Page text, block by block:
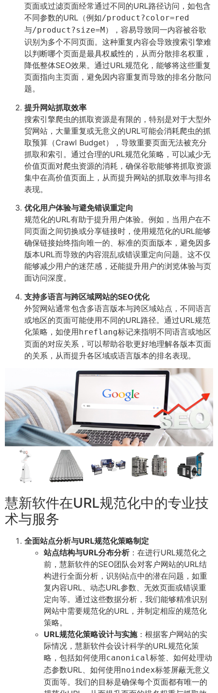
页面或过滤页面经常通过不同的URL路径访问，如包含
不同参数的URL（例如/product?color=red
与/product?size=M ），容易导致同一内容被谷歌
识别为多个不同页面。这种重复内容会导致搜索引擎难
以判断哪个页面是最具权威性的，从而分散排名权重，
降低整体SEO效果。通过URL规范化，能够将这些重复
页面指向主页面，避免因内容重复而导致的排名分散问
题。
提升网站抓取效率
搜索引擎爬虫的抓取资源是有限的，特别是对于大型外
贸网站，大量重复或无意义的URL可能会消耗爬虫的抓
取预算（Crawl Budget），导致重要页面无法被充分
抓取和索引。通过合理的URL规范化策略，可以减少无
价值页面对爬虫资源的消耗，确保谷歌能够将抓取资源
集中在高价值页面上，从而提升网站的抓取效率与排名
表现。
优化用户体验与避免错误重定向
规范化的URL有助于提升用户体验。例如，当用户在不
同页面之间切换或分享链接时，使用规范化的URL能够
确保链接始终指向唯一的、标准的页面版本，避免因多
版本URL而导致的内容混乱或错误重定向问题。这不仅
能够减少用户的迷茫感，还能提升用户的浏览体验与页
面访问深度。
支持多语言与跨区域网站的SEO优化
外贸网站通常包含多语言版本与跨区域站点，不同语言
或地区的页面可能使用不同的URL路径。通过URL规范
化策略，如使用hreflang标记来指明不同语言或地区
页面的对应关系，可以帮助谷歌更好地理解各版本页面
的关系，从而提升各区域或语言版本的排名表现。
慧新软件在URL规范化中的专业技
术与服务
全面站点分析与URL规范化策略制定
站点结构与URL分布分析：在进行URL规范化之
前，慧新软件的SEO团队会对客户网站的URL结
构进行全面分析，识别站点中的潜在问题，如重
复内容URL、动态URL参数、无效页面或错误重
定向等。通过这些数据分析，我们能够精准识别
网站中需要规范化的URL，并制定相应的规范化
策略。
URL规范化策略设计与实施：根据客户网站的实
际情况，慧新软件会设计科学的URL规范化策
略，包括如何使用canonical标签、如何处理动
态参数URL、如何使用noindex标签屏蔽无意义
页面等。我们的目标是确保每个页面都有唯一的